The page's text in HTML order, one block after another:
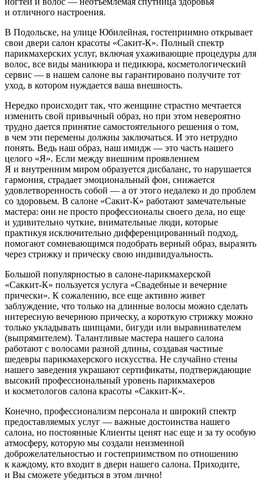
и отличного настроения.
В Подольске, на улице Юбилейная, гостеприимно открывает
свои двери салон красоты «Сакит-К». Полный спектр
парикмахерских услуг, включая ухаживающие процедуры для
волос, все виды маникюра и педикюра, косметологический
сервис — в нашем салоне вы гарантировано получите тот
уход, в котором нуждается ваша внешность.
Нередко происходит так, что женщине страстно мечтается
изменить свой привычный образ, но при этом невероятно
трудно дается принятие самостоятельного решения о том,
в чем эти перемены должны заключаться. И это нетрудно
понять. Ведь наш образ, наш имидж — это часть нашего
целого «Я». Если между внешним проявлением
Я и внутренним миром образуется дисбаланс, то нарушается
гармония, страдает эмоциональный фон, снижается
удовлетворенность собой — а от этого недалеко и до проблем
со здоровьем. В салоне «Сакит-К» работают замечательные
мастера: они не просто профессионалы своего дела, но еще
и удивительно чуткие, внимательные люди, которые
практикуя исключительно дифференцированный подход,
помогают сомневающимся подобрать верный образ, выразить
через стрижку и прическу свою индивидуальность.
Большой популярностью в салоне-парикмахерской
«Саккит-К» пользуется услуга «Свадебные и вечерние
прически». К сожалению, все еще активно живет
заблуждение, что только на длинные волосы можно сделать
интересную вечернюю прическу, а короткую стрижку можно
только укладывать шипцами, бигуди или выравнивателем
(выпрямителем). Талантливые мастера нашего салона
работают с волосами разной длины, создавая частные
шедевры парикмахерского искусства. Не случайно стены
нашего заведения украшают сертификаты, подтверждающие
высокий профессиональный уровень парикмахеров
и косметологов салона красоты «Саккит-К».
Конечно, профессионализм персонала и широкий спектр
предоставляемых услуг — важные достоинства нашего
салона, но постоянные Клиенты ценят нас еще и за ту особую
атмосферу, которую мы создали неизменной
доброжелательностью и гостеприимством по отношению
к каждому, кто входит в двери нашего салона. Приходите,
и Вы сможете убедиться в этом лично!